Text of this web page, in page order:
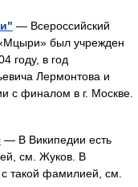
— Всероссийский
был учрежден
году, в год
Лермонтова и
с финалом в г. Москве.
— В Википедии есть
см. Жуков. В
такой фамилией, см.